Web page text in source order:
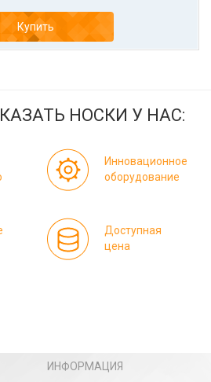
Купить
НОСКИ У НАС:
Инновационное
оборудование
Доступная
цена
ИНФОРМАЦИЯ